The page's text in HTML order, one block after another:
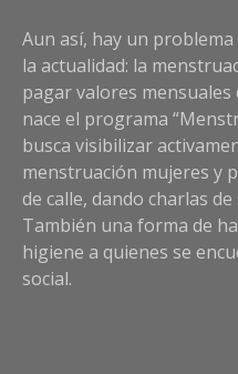
Aun así, hay un
la actualidad: la
pagar valores mensuales
nace el programa
busca visibilizar
menstruación mujeres y
de calle, dando charlas
También una forma de
higiene a quienes se
social.